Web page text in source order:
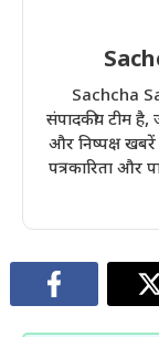
Sachcha
संपादकीय टीम
और निष्पक्ष खबरें
पत्रकारिता और